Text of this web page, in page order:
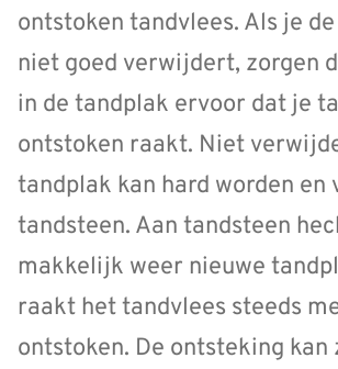
ontstoken tandvlees. Als je
niet goed verwijdert, zorgen
in de tandplak ervoor dat je
ontstoken raakt. Niet
tandplak kan hard worden en
tandsteen. Aan tandsteen
makkelijk weer nieuwe
raakt het tandvlees steeds
ontstoken. De ontsteking kan